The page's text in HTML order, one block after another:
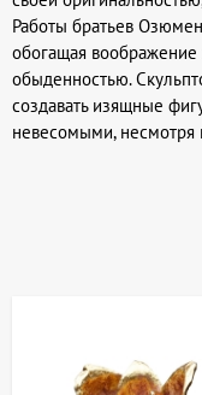
Работы братьев
обогащая
обыденностью.
создавать изящные
невесомыми, несмотря